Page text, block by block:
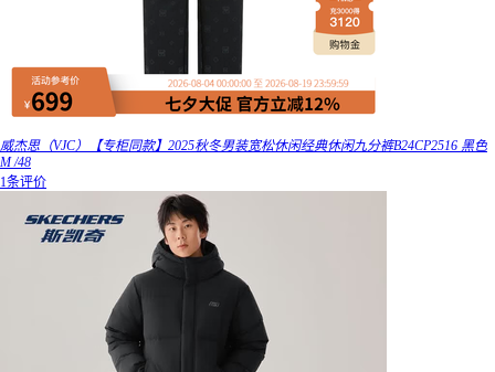
威杰思（VJC）【专柜同款】2025秋冬男装宽松休闲经典休闲九分裤B24CP2516 黑色
M /48
1条评价